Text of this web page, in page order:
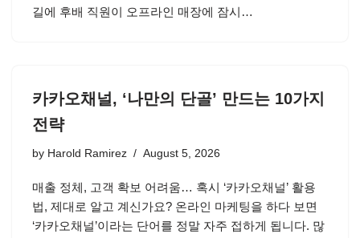
길에 후배 직원이 오프라인 매장에 잠시…
카카오채널, ‘나만의 단골’ 만드는 10가지
전략
by Harold Ramirez August 5, 2026
매출 정체, 고객 확보 어려움… 혹시 ‘카카오채널’ 활용
법, 제대로 알고 계신가요? 온라인 마케팅을 하다 보면
‘카카오채널’이라는 단어를 정말 자주 접하게 됩니다. 많